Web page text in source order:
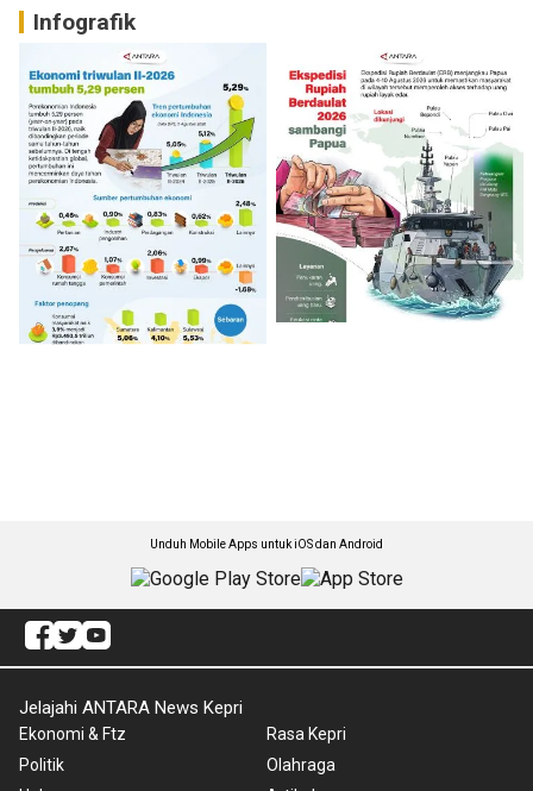
Infografik
Unduh Mobile Apps untuk iOS dan Android
Jelajahi ANTARA News Kepri
Ekonomi & Ftz
Politik
Rasa Kepri
Olahraga